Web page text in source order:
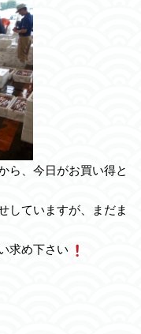
ら、今日がお買い得と
していますが、まだま
求め下さい